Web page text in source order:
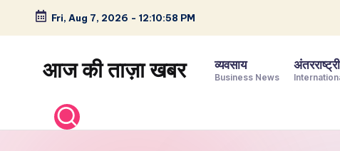
Skip
content
Fri, Aug 7, 2026 - 12:10:59 PM
आज की ताज़ा खबर व्यवसाय
Business News